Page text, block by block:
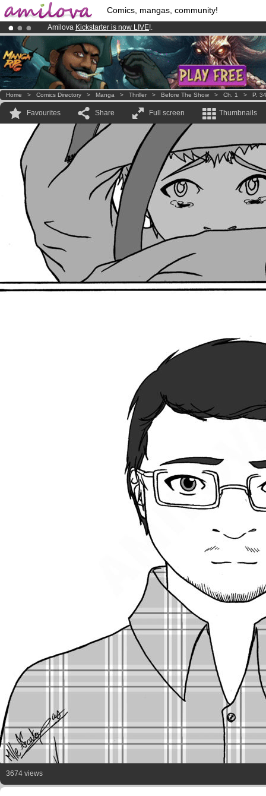
Comics, mangas, community!
Amilova Kickstarter is now LIVE!.
Premium membership from3.95 eurosper month !Get membership
Already 100000 membersand 1000 comics & mangas!.
Home > Comics Directory > Manga > Thriller > Before The Show > Ch. 1 > P. 34
Favourites Share Full screen Thumbnails
3674 views